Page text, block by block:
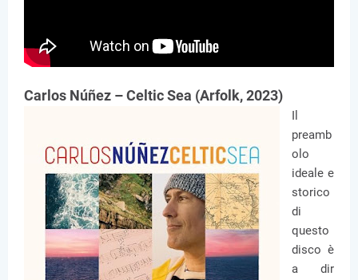
Carlos Núñez – Celtic Sea (Arfolk, 2023)
preamb
olo
ideale e
storico
di
questo
disco è
a dir